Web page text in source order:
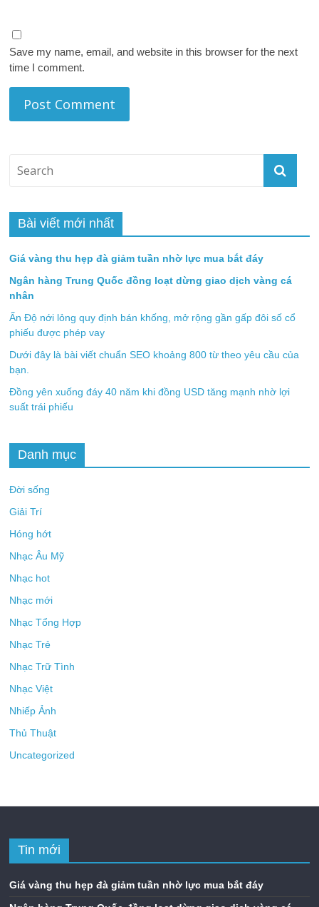
Save my name, email, and website in this browser for the next
time I comment.
Bài viết mới nhất
Giá vàng thu hẹp đà giảm tuần nhờ lực mua bắt đáy
Ngân hàng Trung Quốc đồng loạt dừng giao dịch vàng cá
nhân
Ấn Độ nới lỏng quy định bán khống, mở rộng gần gấp đôi số cổ
phiếu được phép vay
Dưới đây là bài viết chuẩn SEO khoảng 800 từ theo yêu cầu của
bạn.
Đồng yên xuống đáy 40 năm khi đồng USD tăng mạnh nhờ lợi
suất trái phiếu
Danh mục
Đời sống
Giải Trí
Hóng hớt
Nhạc Âu Mỹ
Nhạc hot
Nhạc mới
Nhạc Tổng Hợp
Nhạc Trẻ
Nhạc Trữ Tình
Nhạc Việt
Nhiếp Ảnh
Thủ Thuật
Uncategorized
Tin mới
Giá vàng thu hẹp đà giảm tuần nhờ lực mua bắt đáy